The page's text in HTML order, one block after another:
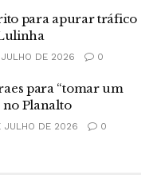
para apurar tráfico
DE 2026 0
para “tomar um
no Planalto
DE 2026 0